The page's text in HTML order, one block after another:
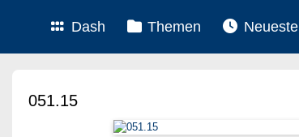
Dash Themen Neueste
051.15